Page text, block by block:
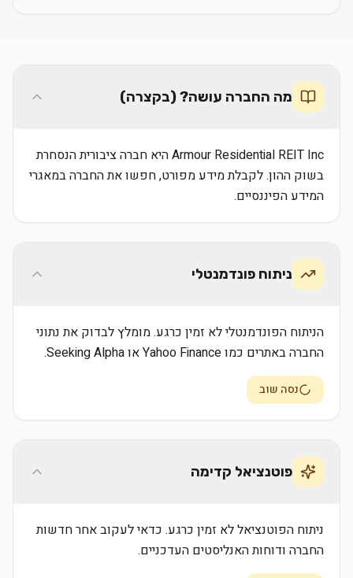
מה החברה עושה? (בקצרה)
Armour Residential REIT Inc היא חברה ציבורית הנסחרת
בשוק ההון. לקבלת מידע מפורט, חפשו את החברה במאגרי
המידע הפיננסיים.
ניתוח פונדמנטלי
הניתוח הפונדמנטלי לא זמין כרגע. מומלץ לבדוק את נתוני
החברה באתרים כמו Yahoo Finance או Seeking Alpha.
נסה שוב
פוטנציאל קדימה
ניתוח הפוטנציאל לא זמין כרגע. כדאי לעקוב אחר חדשות
החברה ודוחות האנליסטים העדכניים.